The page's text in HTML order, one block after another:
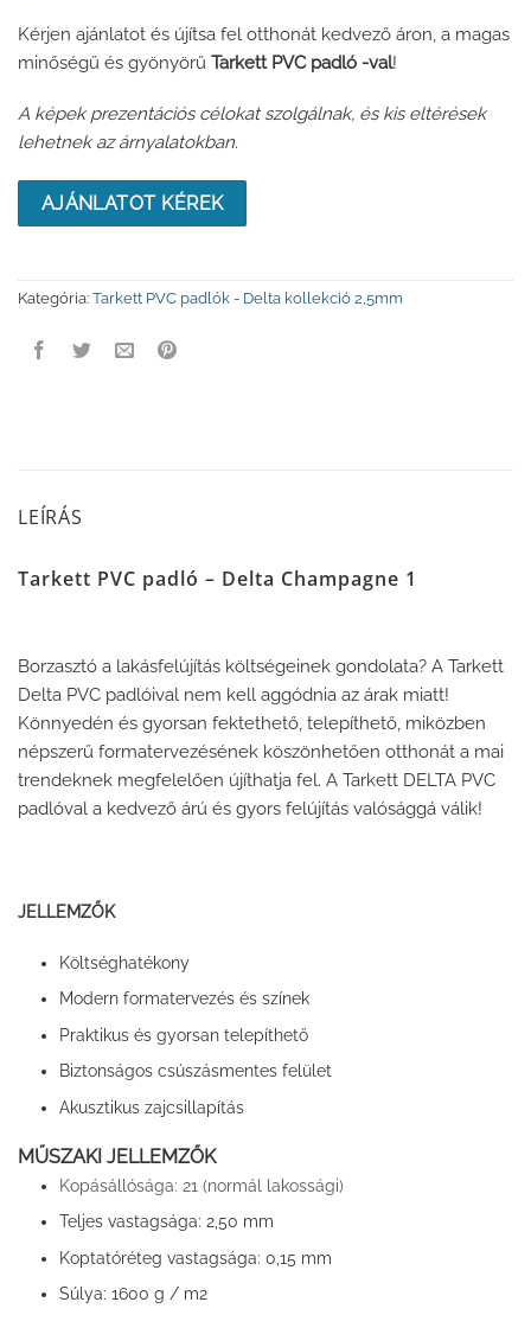
Kérjen ajánlatot és újítsa fel otthonát kedvező áron, a magas
minőségű és gyönyörű Tarkett PVC padló -val!
A képek prezentációs célokat szolgálnak, és kis eltérések
lehetnek az árnyalatokban.
AJÁNLATOT KÉREK
Kategória: Tarkett PVC padlók - Delta kollekció 2,5mm
LEÍRÁS
Tarkett PVC padló – Delta Champagne 1
Borzasztó a lakásfelújítás költségeinek gondolata? A Tarkett
Delta PVC padlóival nem kell aggódnia az árak miatt!
Könnyedén és gyorsan fektethető, telepíthető, miközben
népszerű formatervezésének köszönhetően otthonát a mai
trendeknek megfelelően újíthatja fel. A Tarkett DELTA PVC
padlóval a kedvező árú és gyors felújítás valósággá válik!
JELLEMZŐK
Költséghatékony
Modern formatervezés és színek
Praktikus és gyorsan telepíthető
Biztonságos csúszásmentes felület
Akusztikus zajcsillapítás
MŰSZAKI JELLEMZŐK
Kopásállósága: 21 (normál lakossági)
Teljes vastagsága: 2,50 mm
Koptatóréteg vastagsága: 0,15 mm
Súlya: 1600 g / m2